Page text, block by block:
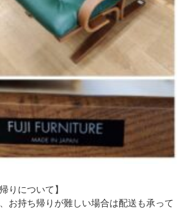
りについて】
お持ち帰りが難しい場合は配送も承って